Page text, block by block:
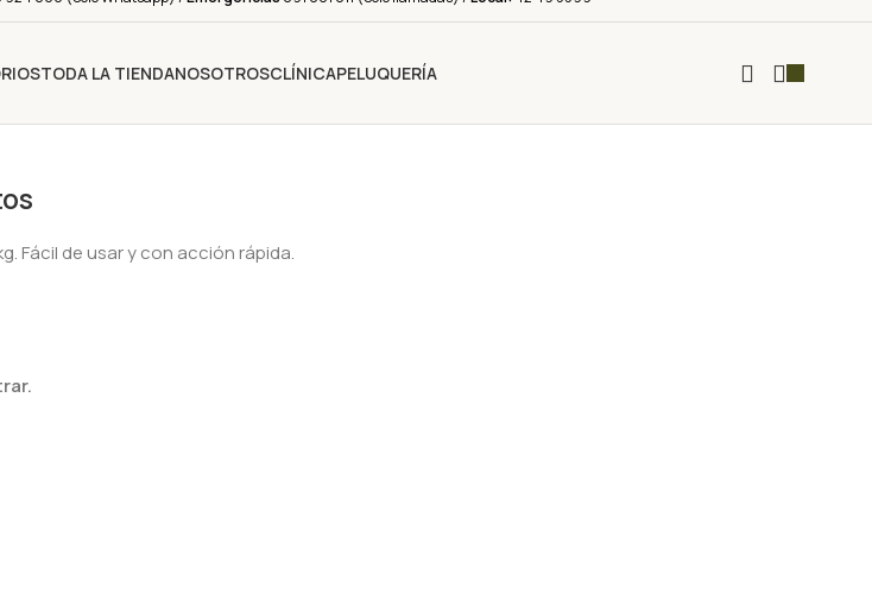
TODA LA TIENDANOSOTROSCLÍNICAPELUQUERÍA
Fácil de usar y con acción rápida.